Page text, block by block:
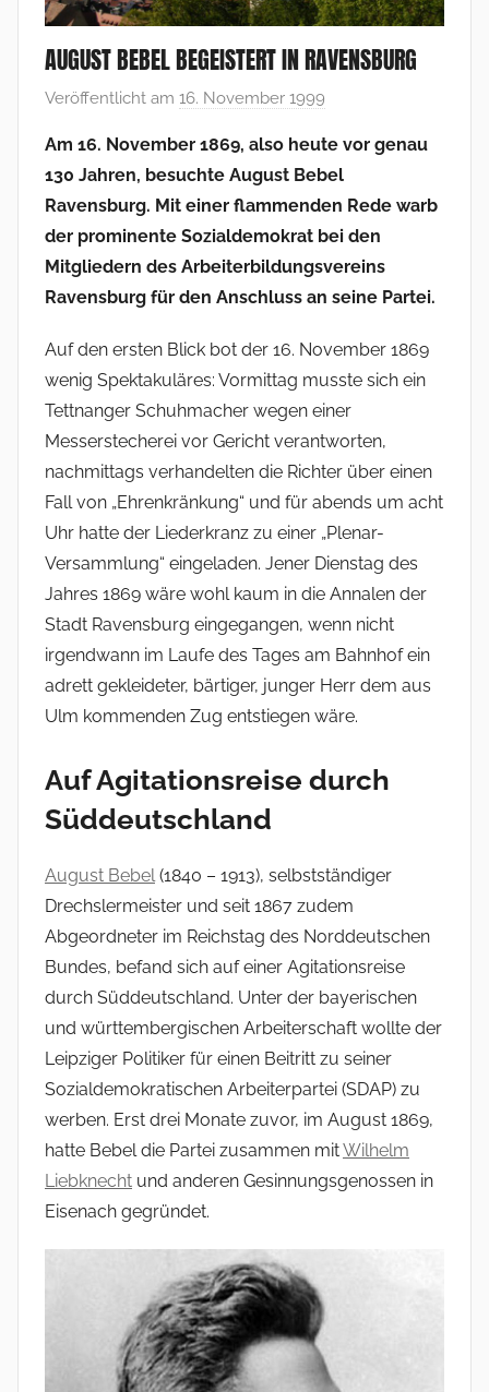
AUGUST BEBEL BEGEISTERT IN RAVENSBURG
Veröffentlicht am 16. November 1999
n
F
r
a
n
k
o
l
l
m
e
r
Am 16. November 1869, also heute vor genau
130 Jahren, besuchte August Bebel
Ravensburg. Mit einer flammenden Rede warb
der prominente Sozialdemokrat bei den
Mitgliedern des Arbeiterbildungsvereins
Ravensburg für den Anschluss an seine Partei.
Auf den ersten Blick bot der 16. November 1869
wenig Spektakuläres: Vormittag musste sich ein
Tettnanger Schuhmacher wegen einer
Messerstecherei vor Gericht verantworten,
nachmittags verhandelten die Richter über einen
Fall von „Ehrenkränkung“ und für abends um acht
Uhr hatte der Liederkranz zu einer „Plenar-
Versammlung“ eingeladen. Jener Dienstag des
Jahres 1869 wäre wohl kaum in die Annalen der
Stadt Ravensburg eingegangen, wenn nicht
irgendwann im Laufe des Tages am Bahnhof ein
adrett gekleideter, bärtiger, junger Herr dem aus
Ulm kommenden Zug entstiegen wäre.
Auf Agitationsreise durch
Süddeutschland
August Bebel(1840 – 1913), selbstständiger
Drechslermeister und seit 1867 zudem
Abgeordneter im Reichstag des Norddeutschen
Bundes, befand sich auf einer Agitationsreise
durch Süddeutschland. Unter der bayerischen
und württembergischen Arbeiterschaft wollte der
Leipziger Politiker für einen Beitritt zu seiner
Sozialdemokratischen Arbeiterpartei (SDAP) zu
werben. Erst drei Monate zuvor, im August 1869,
hatte Bebel die Partei zusammen mitWilhelm
Liebknecht und anderen Gesinnungsgenossen in
Eisenach gegründet.